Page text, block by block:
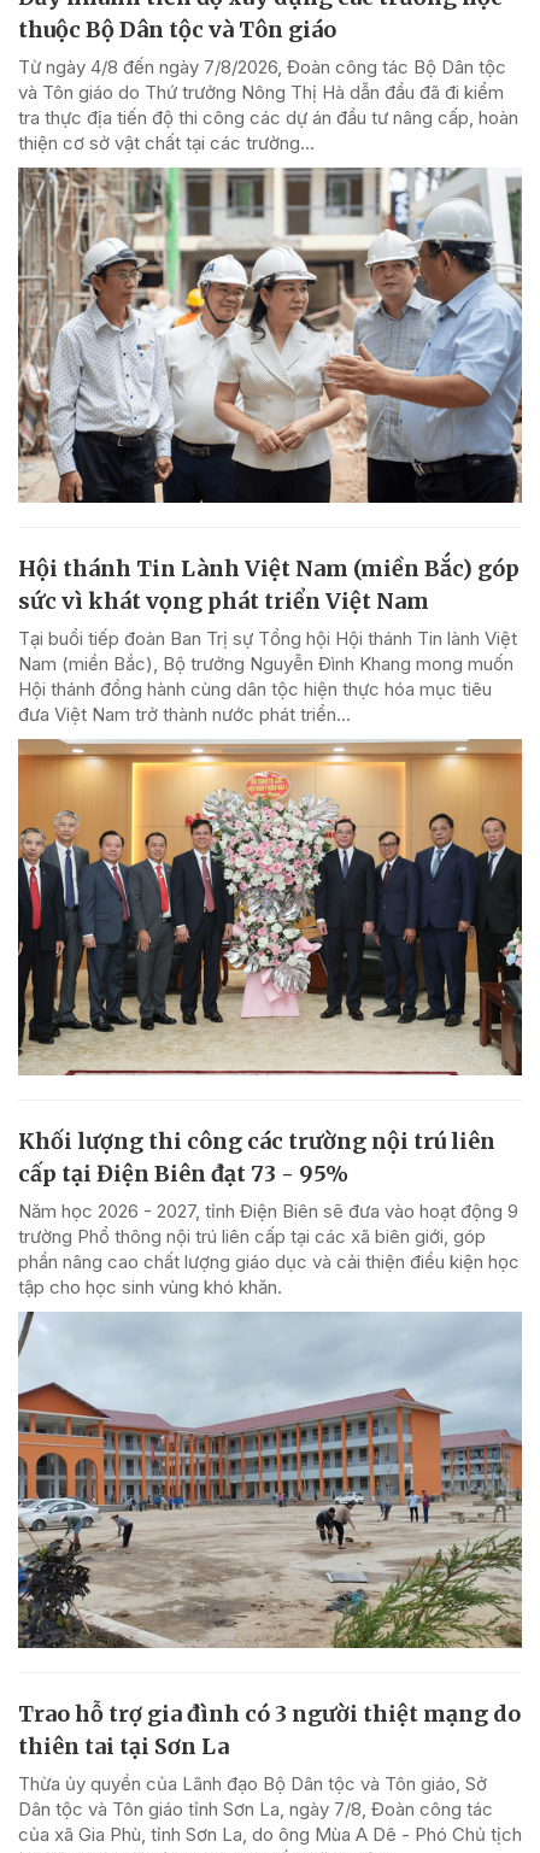
thuộc Bộ Dân tộc và Tôn giáo
Từ ngày 4/8 đến ngày 7/8/2026, Đoàn công tác Bộ Dân tộc
và Tôn giáo do Thứ trưởng Nông Thị Hà dẫn đầu đã đi kiểm
tra thực địa tiến độ thi công các dự án đầu tư nâng cấp, hoàn
thiện cơ sở vật chất tại các trường...
Hội thánh Tin Lành Việt Nam (miền Bắc) góp
sức vì khát vọng phát triển Việt Nam
Tại buổi tiếp đoàn Ban Trị sự Tổng hội Hội thánh Tin lành Việt
Nam (miền Bắc), Bộ trưởng Nguyễn Đình Khang mong muốn
Hội thánh đồng hành cùng dân tộc hiện thực hóa mục tiêu
đưa Việt Nam trở thành nước phát triển...
Khối lượng thi công các trường nội trú liên
cấp tại Điện Biên đạt 73 - 95%
Năm học 2026 - 2027, tỉnh Điện Biên sẽ đưa vào hoạt động 9
trường Phổ thông nội trú liên cấp tại các xã biên giới, góp
phần nâng cao chất lượng giáo dục và cải thiện điều kiện học
tập cho học sinh vùng khó khăn.
Trao hỗ trợ gia đình có 3 người thiệt mạng do
thiên tai tại Sơn La
Thừa ủy quyền của Lãnh đạo Bộ Dân tộc và Tôn giáo, Sở
Dân tộc và Tôn giáo tỉnh Sơn La, ngày 7/8, Đoàn công tác
của xã Gia Phù, tỉnh Sơn La, do ông Mùa A Dê - Phó Chủ tịch